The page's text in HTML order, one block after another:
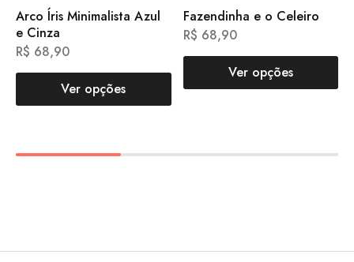
Arco Íris Minimalista Azul
e Cinza
R$ 68,90
Ver opções
Fazendinha e o Celeiro
R$ 68,90
Ver opções